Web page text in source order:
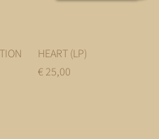
HEART (LP)
Prijs
€ 25,00